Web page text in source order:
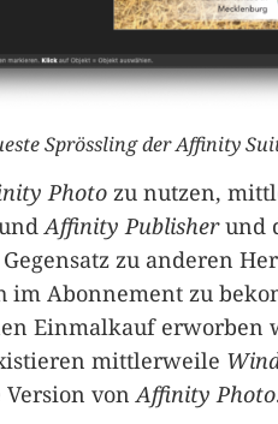
Sprössling der Affinity
Photo zu nutzen,
Affinity Publisherund
zu anderen
im Abonnement zu
Einmalkauf erworben
mittlerweile
Version vonAffinity Photo